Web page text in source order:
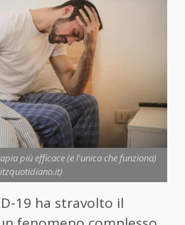
più efficace (e l'unica che funziona)
19 ha stravolto il